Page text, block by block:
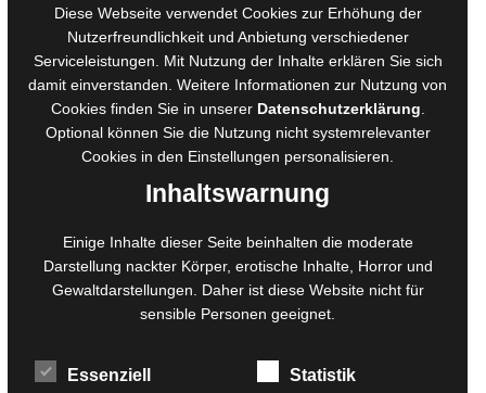
AGB für Medienprojekte
Online-Artikel
Manuskripte einreichen
Ausschreibungen
Belegexemplare
Eigenbedarfsexemplare
Foto- und Bildbearbeitung
Fotorestauration
Creative Artwork
MPS Fotografie
Diese Webseite verwendet Cookies zur Erhöhung der
Nutzerfreundlichkeit und Anbietung verschiedener
Serviceleistungen. Mit Nutzung der Inhalte erklären Sie sich
damit einverstanden. Weitere Informationen zur Nutzung von
Cookies finden Sie in unserer Datenschutzerklärung
Optional können Sie die Nutzung nicht systemrelevanter
Cookies in den Einstellungen personalisieren.
Inhaltswarnung
Einige Inhalte dieser Seite beinhalten die moderate
Darstellung nackter Körper, erotische Inhalte, Horror und
Gewaltdarstellungen. Daher ist diese Website nicht für
sensible Personen geeignet.
Essenziell Statistik